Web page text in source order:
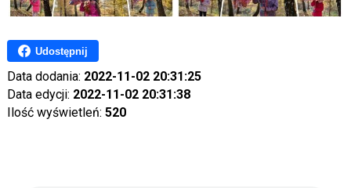
Udostępnij
Data dodania: 2022-11-02 20:31:25
Data edycji: 2022-11-02 20:31:38
Ilość wyświetleń: 520